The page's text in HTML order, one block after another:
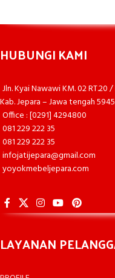
HUBUNGI KAMI
Jln. Kyai Nawawi KM. 02
Kab. Jepara – Jawa tengah
Office : [0291] 4294800
081 229 222 35
081 229 222 35
infojatijepara@gmail.com
yoyokmebeljepara.com
LAYANAN